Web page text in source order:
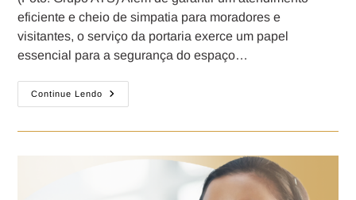
eficiente e cheio de simpatia para moradores e
visitantes, o serviço da portaria exerce um papel
essencial para a segurança do espaço…
Continue Lendo